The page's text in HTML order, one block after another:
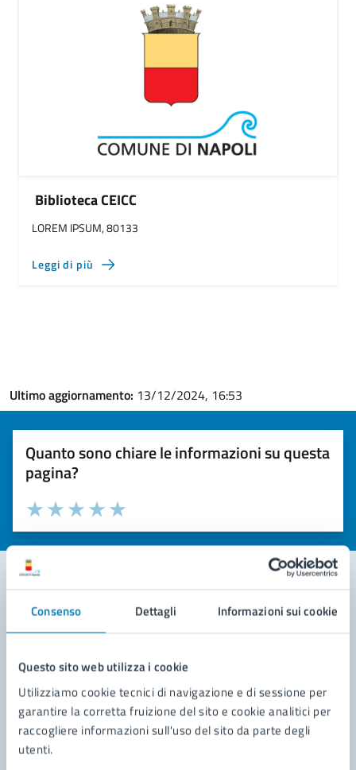
Consenso Dettagli Informazioni sui cookie
Questo sito web utilizza i cookie
Utilizziamo cookie tecnici di navigazione e di sessione per
garantire la corretta fruizione del sito e cookie analitici per
raccogliere informazioni sull'uso del sito da parte degli
utenti.
Biblioteca CEICC
LOREM IPSUM, 80133
Leggi di più
Ultimo aggiornamento: 13/12/2024, 16:53
Quanto sono chiare le informazioni su questa
pagina?
Valuta la chiarezza delle informazioni (da 1 a 5 stelle)
Seleziona il numero di stelle per valutare la chiarezza delle
Valuta 5 stelle su 5
Valuta 4 stelle su 5
Valuta 3 stelle su 5
Valuta 2 stelle su 5
Valuta 1 stelle su 5
Contatta il comune
Richiedi assistenza
Prenota appuntamento
Problemi in città